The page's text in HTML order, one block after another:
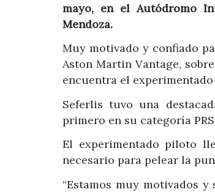
mayo, en el Autódromo
Mendoza.
Muy motivado y confiado
Aston Martin Vantage,
encuentra el
Seferlis tuvo una
primero en su categoría
El experimentado piloto
necesario para pelear la
“Estamos muy motivados